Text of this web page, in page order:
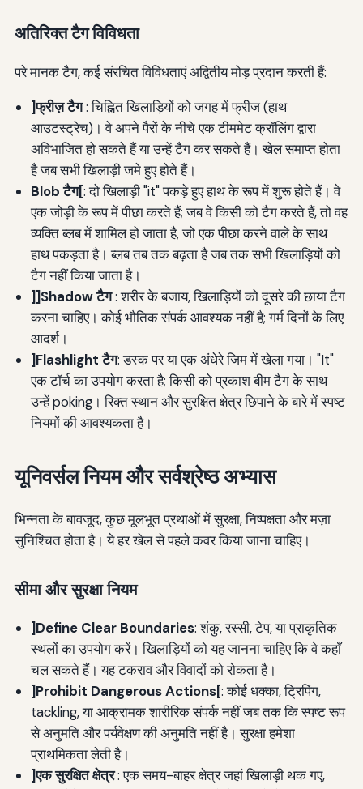
अतिरिक्त टैग विविधता
परे मानक टैग, कई संरचित विविधताएं अद्वितीय मोड़ प्रदान करती हैं:
]फ्रीज़ टैग: चिह्नित खिलाड़ियों को जगह में फ्रीज (हाथ
आउटस्ट्रेच)। वे अपने पैरों के नीचे एक टीममेट क्रॉलिंग द्वारा
अविभाजित हो सकते हैं या उन्हें टैग कर सकते हैं। खेल समाप्त होता
है जब सभी खिलाड़ी जमे हुए होते हैं।
Blob टैग[: दो खिलाड़ी "it" पकड़े हुए हाथ के रूप में शुरू होते हैं। वे
एक जोड़ी के रूप में पीछा करते हैं; जब वे किसी को टैग करते हैं, तो वह
व्यक्ति ब्लब में शामिल हो जाता है, जो एक पीछा करने वाले के साथ
हाथ पकड़ता है। ब्लब तब तक बढ़ता है जब तक सभी खिलाड़ियों को
टैग नहीं किया जाता है।
]]Shadow टैग: शरीर के बजाय, खिलाड़ियों को दूसरे की छाया टैग
करना चाहिए। कोई भौतिक संपर्क आवश्यक नहीं है; गर्म दिनों के लिए
आदर्श।
]Flashlight टैग: डस्क पर या एक अंधेरे जिम में खेला गया। "It"
एक टॉर्च का उपयोग करता है; किसी को प्रकाश बीम टैग के साथ
उन्हें poking। रिक्त स्थान और सुरक्षित क्षेत्र छिपाने के बारे में स्पष्ट
नियमों की आवश्यकता है।
यूनिवर्सल नियम और सर्वश्रेष्ठ अभ्यास
भिन्नता के बावजूद, कुछ मूलभूत प्रथाओं में सुरक्षा, निष्पक्षता और मज़ा
सुनिश्चित होता है। ये हर खेल से पहले कवर किया जाना चाहिए।
सीमा और सुरक्षा नियम
]Define Clear Boundaries: शंकु, रस्सी, टेप, या प्राकृतिक
स्थलों का उपयोग करें। खिलाड़ियों को यह जानना चाहिए कि वे कहाँ
चल सकते हैं। यह टकराव और विवादों को रोकता है।
]Prohibit Dangerous Actions[: कोई धक्का, ट्रिपिंग,
tackling, या आक्रामक शारीरिक संपर्क नहीं जब तक कि स्पष्ट रूप
से अनुमति और पर्यवेक्षण की अनुमति नहीं है। सुरक्षा हमेशा
प्राथमिकता लेती है।
]एक सुरक्षित क्षेत्र: एक समय-बाहर क्षेत्र जहां खिलाड़ी थक गए,